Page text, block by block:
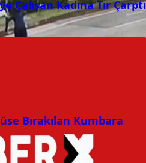
Çalışan Kadına Tır Çarptı
Bırakılan Kumbara